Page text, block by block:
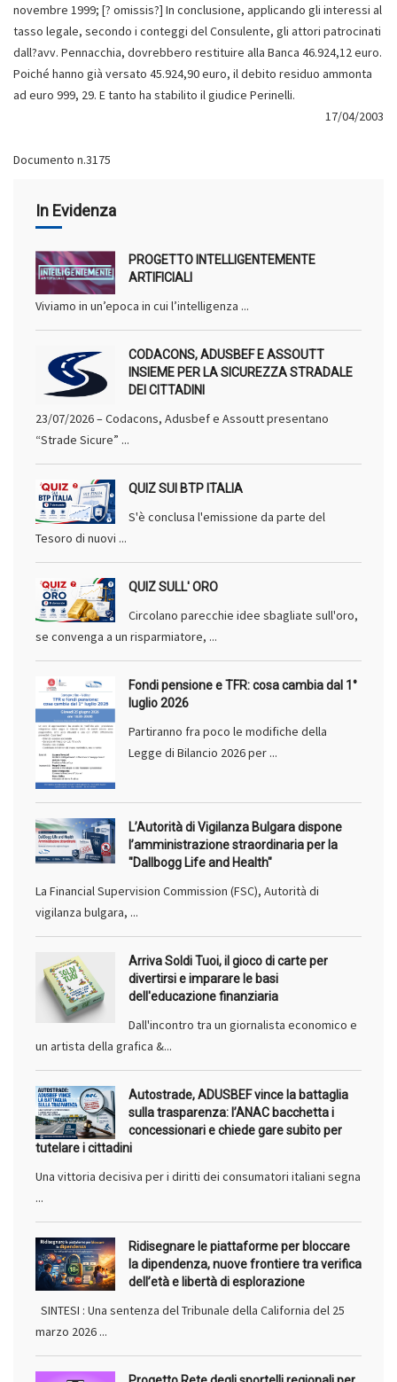
novembre 1999; [? omissis?] In conclusione, applicando gli interessi al
tasso legale, secondo i conteggi del Consulente, gli attori patrocinati
dall?avv. Pennacchia, dovrebbero restituire alla Banca 46.924,12 euro.
Poiché hanno già versato 45.924,90 euro, il debito residuo ammonta
ad euro 999, 29. E tanto ha stabilito il giudice Perinelli.
17/04/2003
Documento n.3175
In Evidenza
PROGETTO INTELLIGENTEMENTE
ARTIFICIALI
Viviamo in un’epoca in cui l’intelligenza ...
CODACONS, ADUSBEF E ASSOUTT
INSIEME PER LA SICUREZZA STRADALE
DEI CITTADINI
23/07/2026 – Codacons, Adusbef e Assoutt presentano
“Strade Sicure” ...
QUIZ SUI BTP ITALIA
S'è conclusa l'emissione da parte del
Tesoro di nuovi ...
QUIZ SULL' ORO
Circolano parecchie idee sbagliate sull'oro,
se convenga a un risparmiatore, ...
Fondi pensione e TFR: cosa cambia dal 1°
luglio 2026
Partiranno fra poco le modifiche della
Legge di Bilancio 2026 per ...
L’Autorità di Vigilanza Bulgara dispone
l’amministrazione straordinaria per la
"Dallbogg Life and Health"
La Financial Supervision Commission (FSC), Autorità di
vigilanza bulgara, ...
Arriva Soldi Tuoi, il gioco di carte per
divertirsi e imparare le basi
dell'educazione finanziaria
Dall'incontro tra un giornalista economico e
un artista della grafica &...
Autostrade, ADUSBEF vince la battaglia
sulla trasparenza: l’ANAC bacchetta i
concessionari e chiede gare subito per
tutelare i cittadini
Una vittoria decisiva per i diritti dei consumatori italiani segna
...
Ridisegnare le piattaforme per bloccare
la dipendenza, nuove frontiere tra verifica
dell’età e libertà di esplorazione
SINTESI : Una sentenza del Tribunale della California del 25
marzo 2026 ...